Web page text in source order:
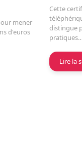
mener
d'euros
Cette
distingue
pratiques…
Lire la